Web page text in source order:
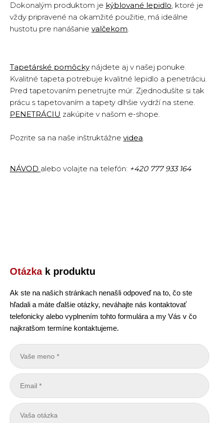
Dokonalým produktom je kýblované lepidlo, ktoré je
vždy pripravené na okamžité použitie, má ideálne
hustotu pre nanášanie valčekom.
Tapetárské pomôcky nájdete aj v našej ponuke.
Kvalitné tapeta potrebuje kvalitné lepidlo a penetráciu.
Pred tapetovaním penetrujte múr. Zjednodušíte si tak
prácu s tapetovaním a tapety dlhšie vydrží na stene.
PENETRÁCIU zakúpite v našom e-shope.
Pozrite sa na naše inštruktážne videa.
NÁVOD alebo volajte na telefón: +420 777 933 164
Otázkak produktu
Ak ste na našich stránkach nenašli odpoveď na to, čo ste
hľadali a máte ďalšie otázky, neváhajte nás kontaktovať
telefonicky alebo vyplnením tohto formulára a my Vás v čo
najkratšom termíne kontaktujeme.